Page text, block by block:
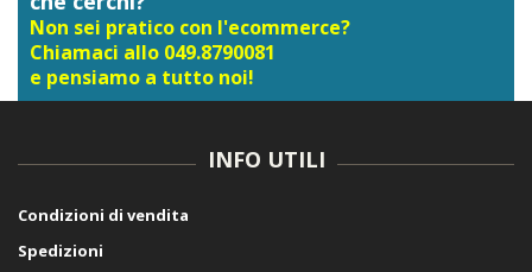
Non sei pratico con l'ecommerce?
Chiamaci allo 049.8790081
e pensiamo a tutto noi!
INFO UTILI
Condizioni di vendita
Spedizioni